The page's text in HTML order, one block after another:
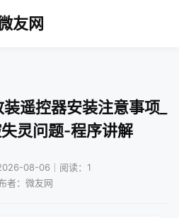
友网
遥控器安装注意事项_
灵问题-程序讲解
08-06｜阅读：1
者：微友网